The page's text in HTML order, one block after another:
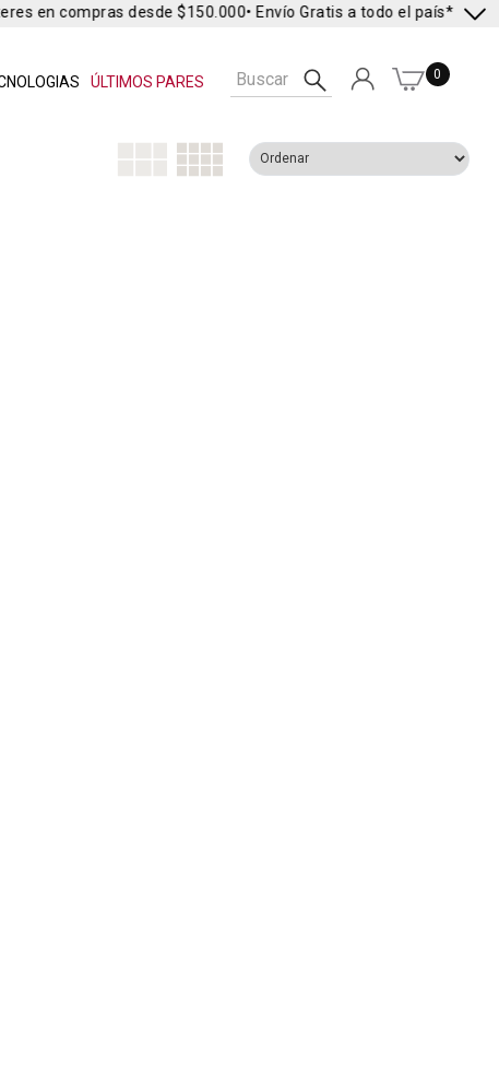
ÚLTIMOS PARES
en compras desde $150.000• Envío Gratis a todo el país* •
0